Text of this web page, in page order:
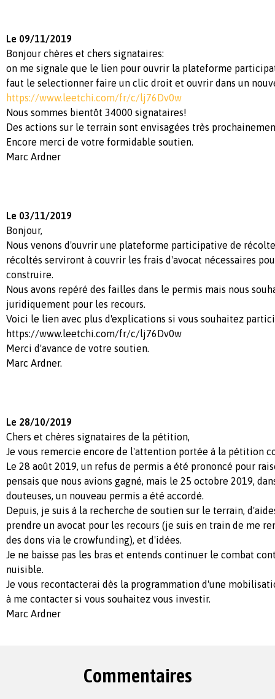
Le 09/11/2019
Bonjour chères et chers signataires:
on me signale que le lien pour ouvrir la plateforme
faut le selectionner faire un clic droit et ouvrir dans un
https://www.leetchi.com/fr/c/lj76Dv0w
Nous sommes bientôt 34000 signataires!
Des actions sur le terrain sont envisagées très
Encore merci de votre formidable soutien.
Marc Ardner
Le 03/11/2019
Bonjour,
Nous venons d'ouvrir une plateforme participative de
récoltés serviront à couvrir les frais d'avocat nécessaires
construire.
Nous avons repéré des failles dans le permis mais nous
juridiquement pour les recours.
Voici le lien avec plus d'explications si vous souhaitez
https://www.leetchi.com/fr/c/lj76Dv0w
Merci d'avance de votre soutien.
Marc Ardner.
Le 28/10/2019
Chers et chères signataires de la pétition,
Je vous remercie encore de l'attention portée à la pétition
Le 28 août 2019, un refus de permis a été prononcé pour
pensais que nous avions gagné, mais le 25 octobre 2019,
douteuses, un nouveau permis a été accordé.
Depuis, je suis à la recherche de soutien sur le terrain,
prendre un avocat pour les recours (je suis en train de me
des dons via le crowfunding), et d'idées.
Je ne baisse pas les bras et entends continuer le combat
nuisible.
Je vous recontacterai dès la programmation d'une
à me contacter si vous souhaitez vous investir.
Marc Ardner
Commentaires